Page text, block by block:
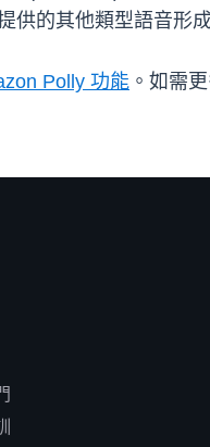
供的其他類型語音形
Polly 功能 。如需